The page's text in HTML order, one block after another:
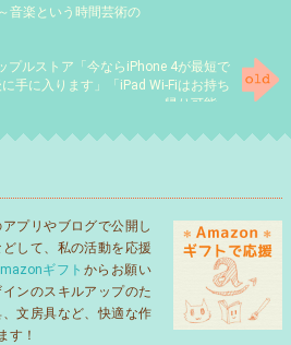
音楽という時間芸術の
プルストア「今ならiPhone 4が最短で
に手に入ります」「iPad Wi-Fiはお持ち
帰り可能」
プリやブログで公開し
して、私の活動を応援
ギフト からお願い
ンのスキルアップのた
文房具など、快適な作
す！